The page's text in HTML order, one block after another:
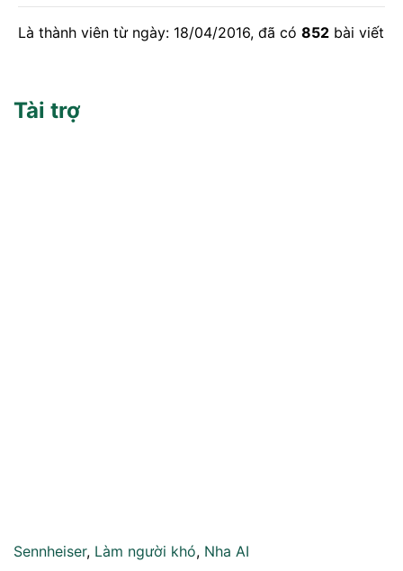
Là thành viên từ ngày: 18/04/2016, đã có 852 bài viết
Tài trợ
Sennheiser, Làm người khó, Nha AI